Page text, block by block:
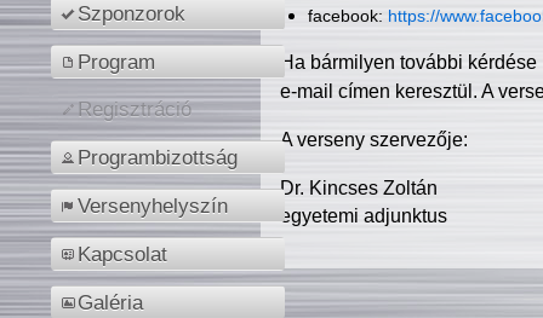
Szponzorok
Program
Regisztráció
Programbizottság
Versenyhelyszín
Kapcsolat
Galéria
facebook: https://
Ha bármilyen további
e-mail címen keresztül. A
A verseny szervezője:
Dr. Kincses Zoltán
egyetemi adjunktus